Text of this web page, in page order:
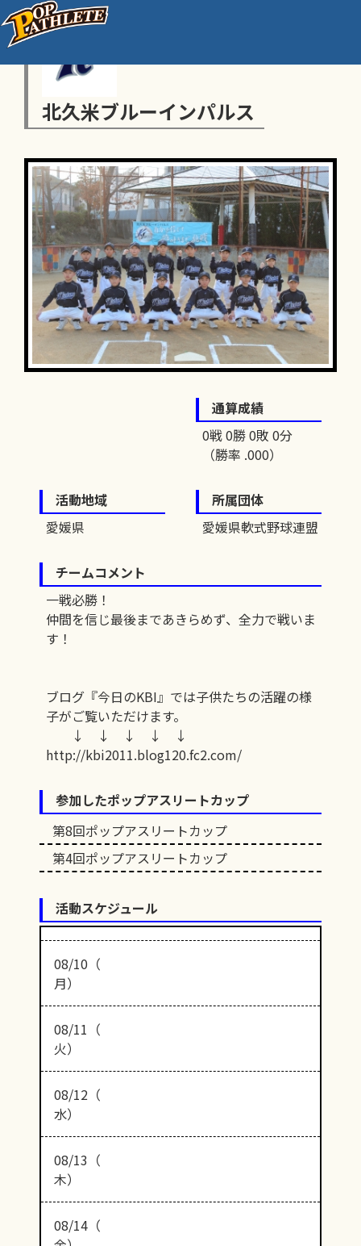
北久米ブルーインパルス
通算成績
0戦 0勝 0敗 0分
（勝率 .000）
活動地域
愛媛県
所属団体
愛媛県軟式野球連盟
チームコメント
一戦必勝！
仲間を信じ最後まであきらめず、全力で戦いま
す！
ブログ『今日のKBI』では子供たちの活躍の様
子がご覧いただけます。
↓ ↓ ↓ ↓ ↓
http://kbi2011.blog120.fc2.com/
参加したポップアスリートカップ
第8回ポップアスリートカップ
第4回ポップアスリートカップ
活動スケジュール
08/10（
月）
08/11（
火）
08/12（
水）
08/13（
木）
08/14（